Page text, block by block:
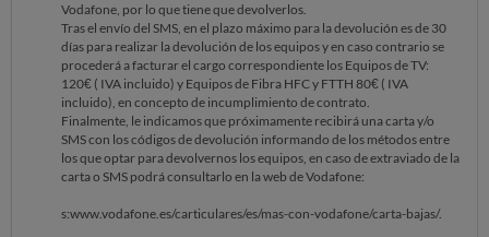
Vodafone, por lo que tiene que devolverlos.
Tras el envío del SMS, en el plazo máximo para la devolución es de 30
días para realizar la devolución de los equipos y en caso contrario se
procederá a facturar el cargo correspondiente los Equipos de TV:
120€ ( IVA incluido) y Equipos de Fibra HFC y FTTH 80€ ( IVA
incluido), en concepto de incumplimiento de contrato.
Finalmente, le indicamos que próximamente recibirá una carta y/o
SMS con los códigos de devolución informando de los métodos entre
los que optar para devolvernos los equipos, en caso de extraviado de la
carta o SMS podrá consultarlo en la web de Vodafone:
s:www.vodafone.es/carticulares/es/mas-con-vodafone/carta-bajas/.